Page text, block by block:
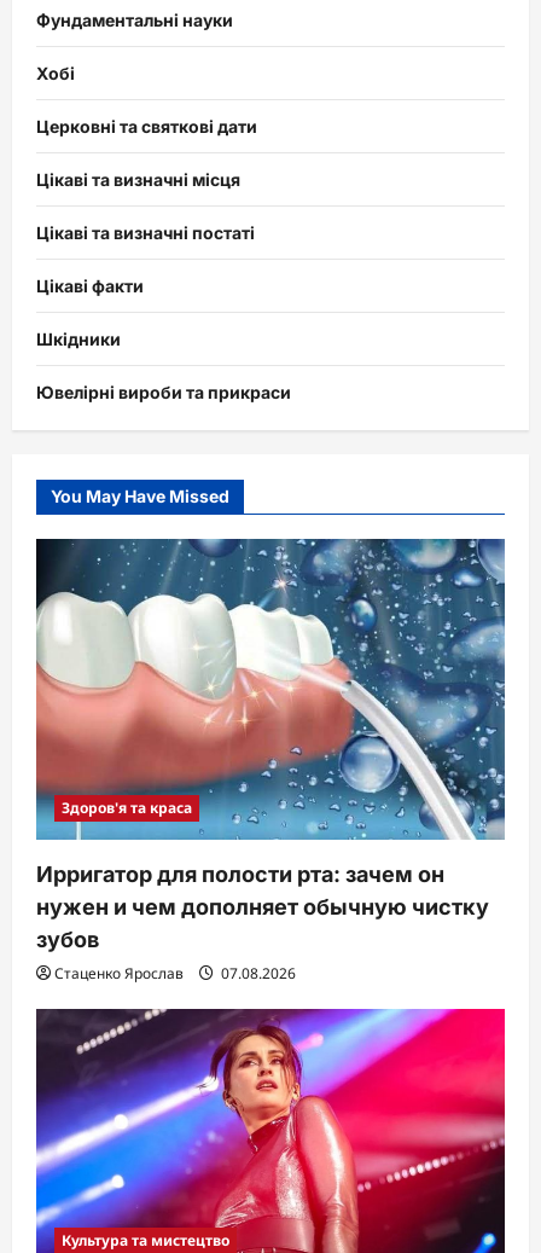
Фундаментальні науки
Хобі
Церковні та святкові дати
Цікаві та визначні місця
Цікаві та визначні постаті
Цікаві факти
Шкідники
Ювелірні вироби та прикраси
You May Have Missed
Здоров'я та краса
Ирригатор для полости рта: зачем он
нужен и чем дополняет обычную чистку
зубов
Стаценко Ярослав 07.08.2026
Культура та мистецтво